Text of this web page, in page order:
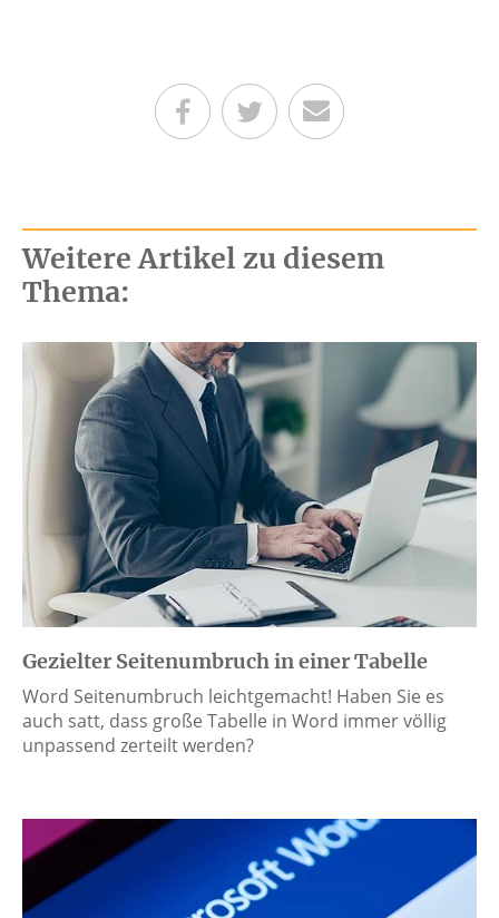
Teilen auf Facebook
Teilen auf Twitter
Per E-Mail senden
Weitere Artikel zu diesem
Thema:
Gezielter Seitenumbruch in einer Tabelle
Word Seitenumbruch leichtgemacht! Haben Sie es
auch satt, dass große Tabelle in Word immer völlig
unpassend zerteilt werden?